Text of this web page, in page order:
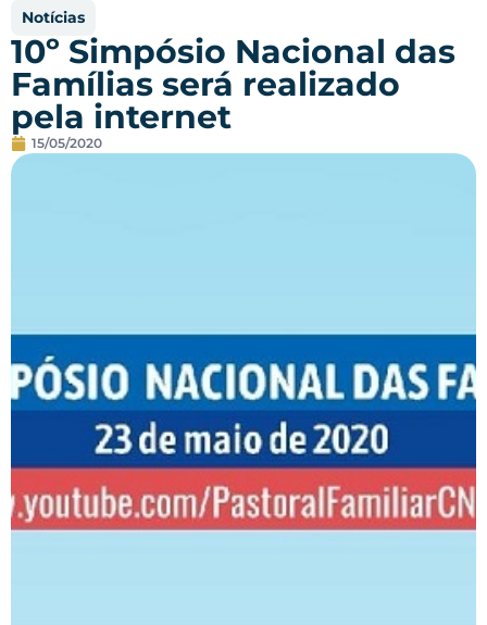
Notícias
10º Simpósio Nacional das
Famílias será realizado
pela internet
15/05/2020